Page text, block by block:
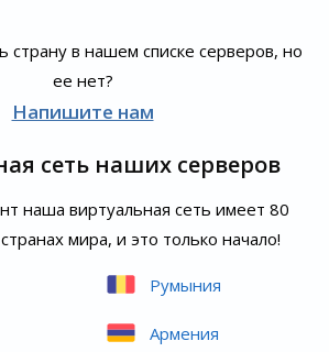
страну в нашем списке серверов, но
ее нет?
Напишите нам
сеть наших серверов
наша виртуальная сеть имеет 80
мира, и это только начало!
Румыния
Армения